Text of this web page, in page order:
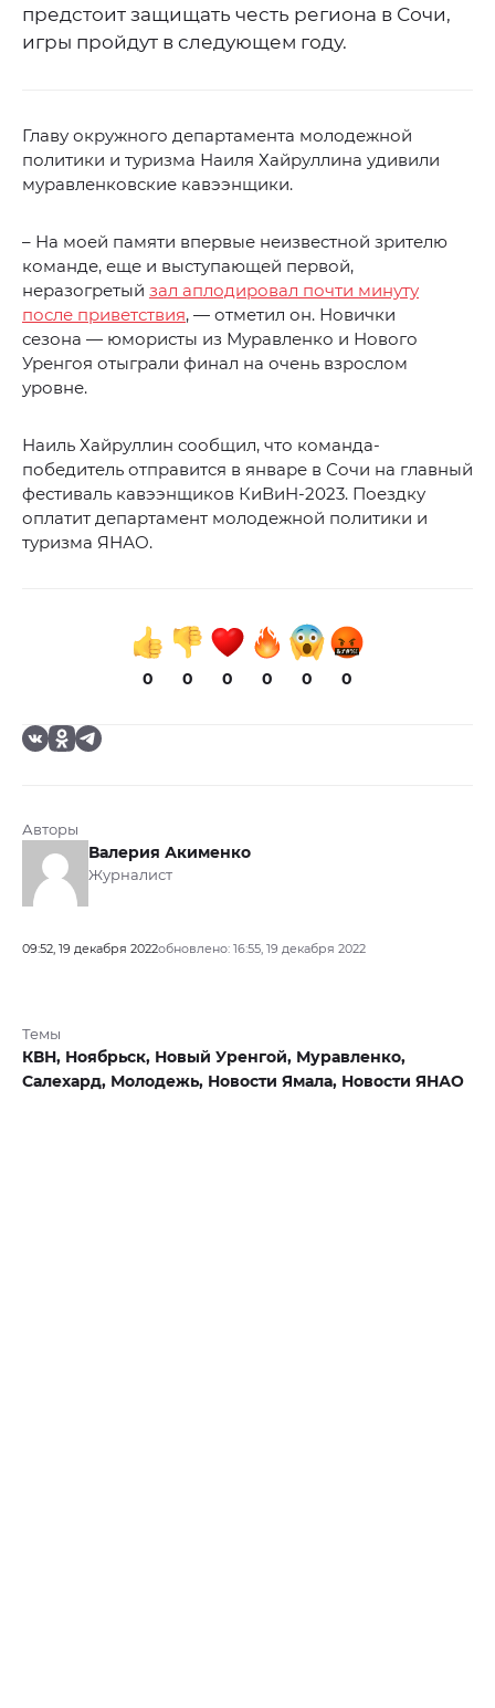
предстоит защищать честь региона в Сочи,
игры пройдут в следующем году.
Главу окружного департамента молодежной
политики и туризма Наиля Хайруллина удивили
муравленковские кавээнщики.
– На моей памяти впервые неизвестной зрителю
команде, еще и выступающей первой,
неразогретый зал аплодировал почти минуту
после приветствия, — отметил он. Новички
сезона — юмористы из Муравленко и Нового
Уренгоя отыграли финал на очень взрослом
уровне.
Наиль Хайруллин сообщил, что команда-
победитель отправится в январе в Сочи на главный
фестиваль кавээнщиков КиВиН-2023. Поездку
оплатит департамент молодежной политики и
туризма ЯНАО.
0 0 0 0 0 0
Авторы
Валерия Акименко
Журналист
09:52, 19 декабря 2022обновлено: 16:55, 19 декабря 2022
Темы
КВН, Ноябрьск, Новый Уренгой, Муравленко,
Салехард, Молодежь, Новости Ямала, Новости ЯНАО